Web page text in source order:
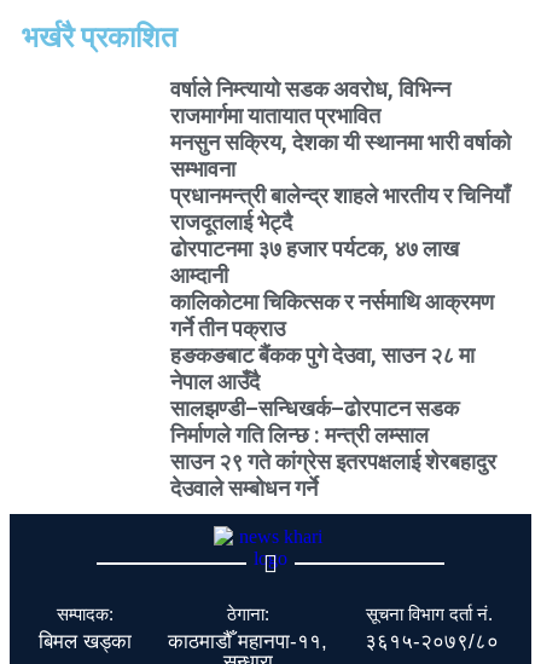
भर्खरै प्रकाशित
वर्षाले निम्त्यायो सडक अवरोध, विभिन्न
राजमार्गमा यातायात प्रभावित
मनसुन सक्रिय, देशका यी स्थानमा भारी वर्षाको
सम्भावना
प्रधानमन्त्री बालेन्द्र शाहले भारतीय र चिनियाँ
राजदूतलाई भेट्दै
ढोरपाटनमा ३७ हजार पर्यटक, ४७ लाख
आम्दानी
कालिकोटमा चिकित्सक र नर्समाथि आक्रमण
गर्ने तीन पक्राउ
हङकङबाट बैंकक पुगे देउवा, साउन २८ मा
नेपाल आउँदै
सालझण्डी–सन्धिखर्क–ढोरपाटन सडक
निर्माणले गति लिन्छ : मन्त्री लम्साल
साउन २९ गते कांग्रेस इतरपक्षलाई शेरबहादुर
देउवाले सम्बोधन गर्ने
सम्पादक:
बिमल खड्का
ठेगाना:
काठमाडौँ महानपा-११,
सूचना विभाग दर्ता नं.
३६१५-२०७९/८०